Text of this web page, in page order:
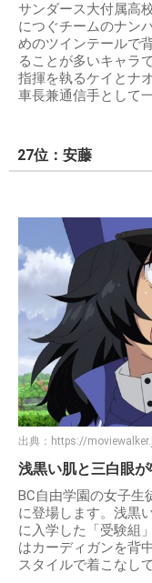
サンダース大付属高
につぐチームのナン
めのツインテールで
ることが多いキャラ
指揮を執るケイとナ
車長兼通信手として
27位：安藤
出典： https://
浅黒い肌と三白眼
BC自由学園の女子生
に登場します。浅黒
に入学した「受験組
はカーディガンを背
スタイルで着こなし